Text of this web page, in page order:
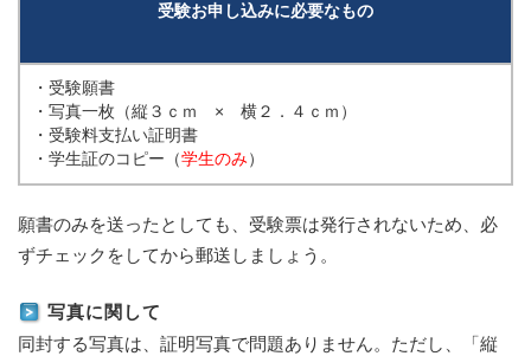
受験お申し込みに必要なもの
・受験願書
・写真一枚（縦３ｃｍ × 横２．４ｃｍ）
・受験料支払い証明書
・学生証のコピー（学生のみ）
願書のみを送ったとしても、受験票は発行されないため、必
ずチェックをしてから郵送しましょう。
写真に関して
同封する写真は、証明写真で問題ありません。ただし、「縦